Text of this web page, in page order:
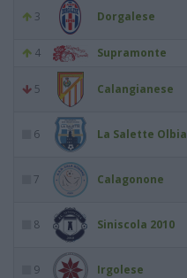
3 Dorgalese
4 Supramonte
5 Calangianese
6 La Salette Olbia
7 Calagonone
8 Siniscola 2010
9 Irgolese